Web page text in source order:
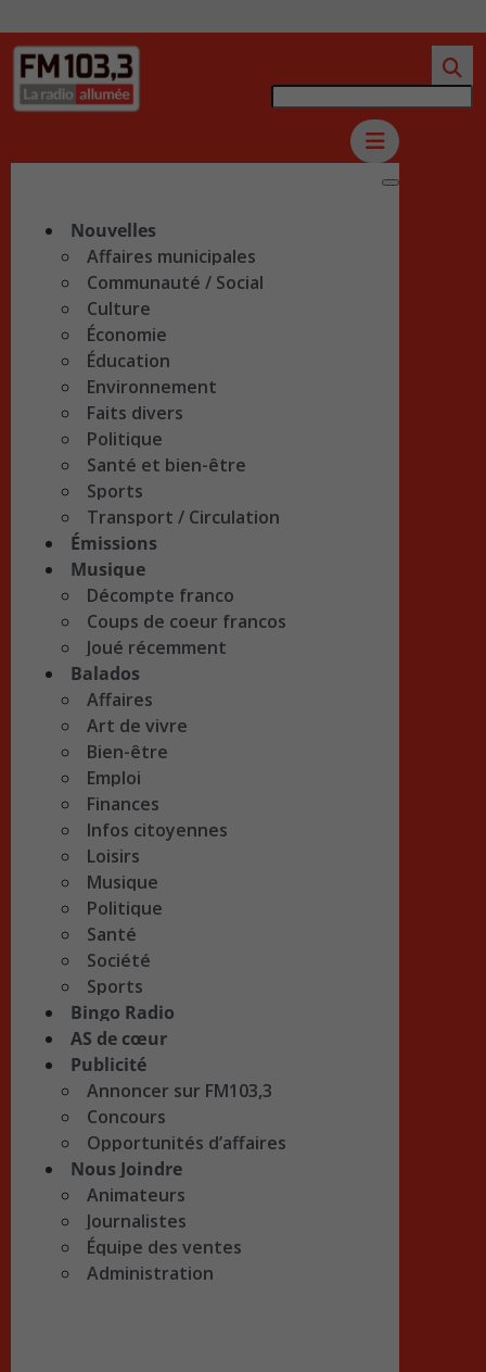
Nouvelles
Affaires municipales
Communauté / Social
Culture
Économie
Éducation
Environnement
Faits divers
Politique
Santé et bien-être
Sports
Transport / Circulation
Émissions
Musique
Décompte franco
Coups de coeur francos
Joué récemment
Balados
Affaires
Art de vivre
Bien-être
Emploi
Finances
Infos citoyennes
Loisirs
Musique
Politique
Santé
Société
Sports
Bingo Radio
AS de cœur
Publicité
Annoncer sur FM103,3
Concours
Opportunités d’affaires
Nous Joindre
Animateurs
Journalistes
Équipe des ventes
Administration